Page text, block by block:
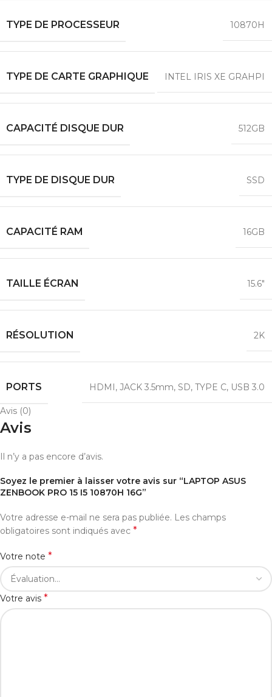
TYPE DE PROCESSEUR 10870H
TYPE DE CARTE GRAPHIQUE INTEL IRIS XE GRAHPI
CAPACITÉ DISQUE DUR 512GB
TYPE DE DISQUE DUR SSD
CAPACITÉ RAM 16GB
TAILLE ÉCRAN 15.6″
RÉSOLUTION 2K
PORTS HDMI , JACK 3.5mm, SD, TYPE C, USB 3.0
Avis (0)
Avis
Il n’y a pas encore d’avis.
Soyez le premier à laisser votre avis sur “LAPTOP ASUS
ZENBOOK PRO 15 I5 10870H 16G”
Votre adresse e-mail ne sera pas publiée. Les champs
obligatoires sont indiqués avec *
Votre note *
Votre avis *